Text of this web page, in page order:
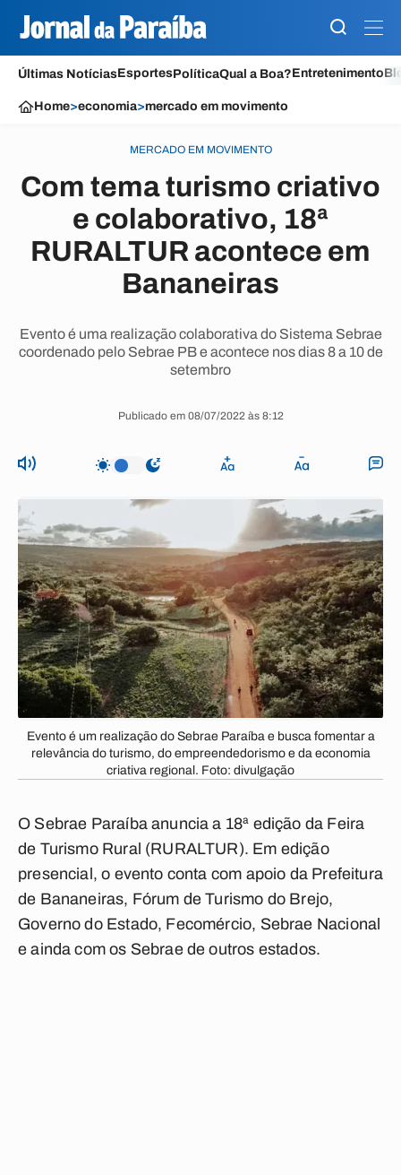
Últimas NotíciasEsportesPolíticaQual a Boa?Entretenimento
Home>economia>mercado em movimento
MERCADO EM MOVIMENTO
Com tema turismo criativo
e colaborativo, 18ª
RURALTUR acontece em
Bananeiras
Evento é uma realização colaborativa do Sistema Sebrae
coordenado pelo Sebrae PB e acontece nos dias 8 a 10 de
setembro
Publicado em 08/07/2022 às 8:12
Evento é um realização do Sebrae Paraíba e busca fomentar a
relevância do turismo, do empreendedorismo e da economia
criativa regional. Foto: divulgação
O Sebrae Paraíba anuncia a 18ª edição da Feira
de Turismo Rural (RURALTUR). Em edição
presencial, o evento conta com apoio da Prefeitura
de Bananeiras, Fórum de Turismo do Brejo,
Governo do Estado, Fecomércio, Sebrae Nacional
e ainda com os Sebrae de outros estados.